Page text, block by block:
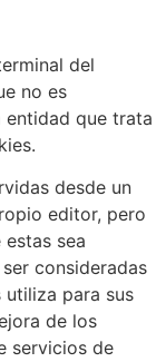
del
no es
que trata
desde un
editor, pero
sea
consideradas
para sus
de los
servicios de